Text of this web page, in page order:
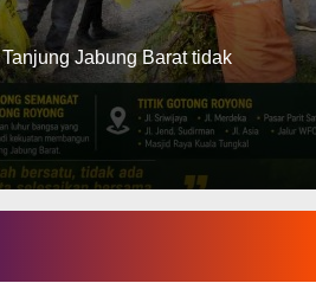
Jabung Barat tidak